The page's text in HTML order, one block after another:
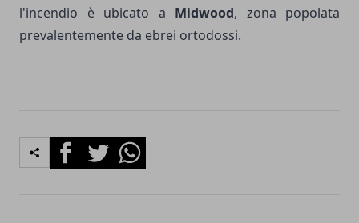
l'incendio è ubicato a Midwood, zona popolata
prevalentemente da ebrei ortodossi.
FacebookTwitterWhatsapp